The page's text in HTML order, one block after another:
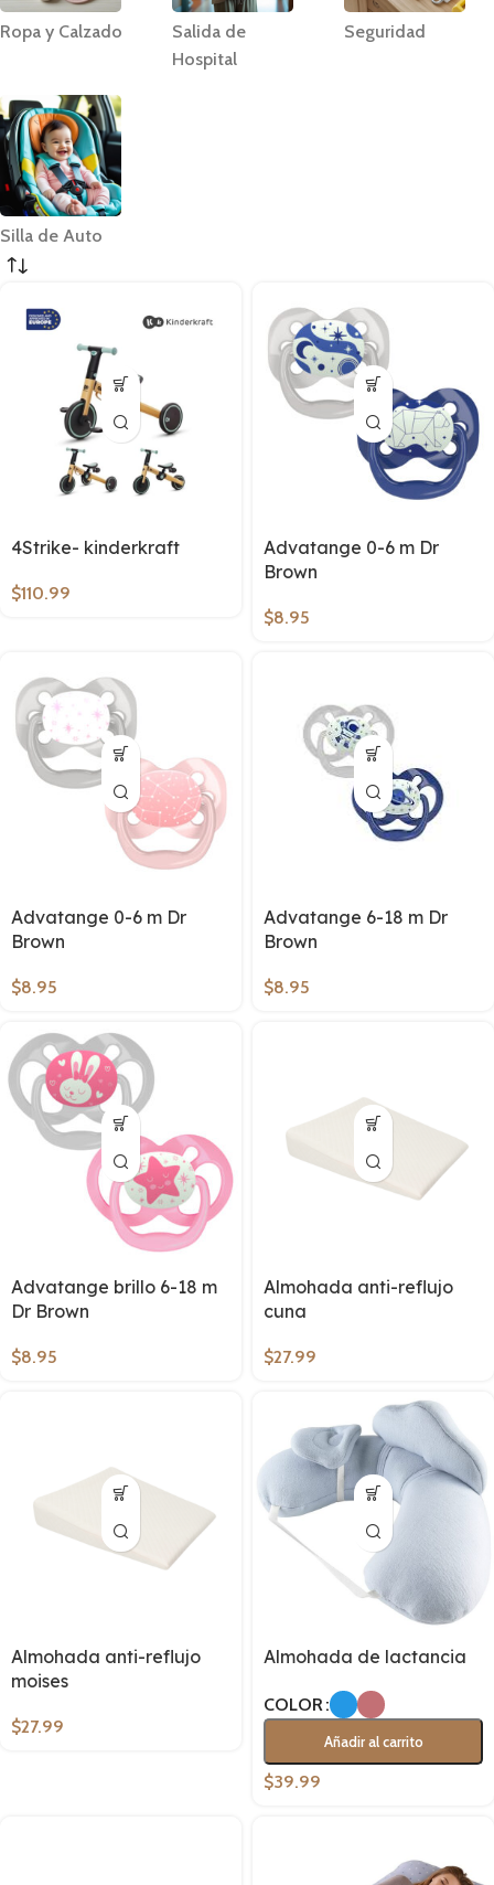
Ropa y Calzado
Salida de
Hospital
Seguridad
Silla de Auto
4Strike- kinderkraft
$110.99
Advatange 0-6 m Dr
Brown
$8.95
Advatange 0-6 m Dr
Brown
$8.95
Advatange 6-18 m Dr
Brown
$8.95
Advatange brillo 6-18 m
Dr Brown
$8.95
Almohada anti-reflujo
cuna
$27.99
Almohada anti-reflujo
moises
$27.99
Almohada de lactancia
COLOR
Añadir al carrito
$39.99